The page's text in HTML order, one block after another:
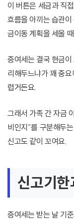
이 버튼은 세금과 직
흐름을 아끼는 습관
금이동 계획을 세울
증여세는 결국 현금
리해두느냐가 꽤 중
렵거든요.
그래서 가족 간 자금
비인지”를 구분해두
신고도 같이 꼬여요.
신고기한
증여세는 받는 날 기